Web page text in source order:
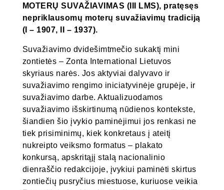
MOTERŲ SUVAŽIAVIMAS (III LMS), pratęsęs
nepriklausomų moterų suvažiavimų tradiciją
(I – 1907, II – 1937).
Suvažiavimo dvidešimtmečio sukaktį mini
zontietės – Zonta International Lietuvos
skyriaus narės. Jos aktyviai dalyvavo ir
suvažiavimo rengimo iniciatyvinėje grupėje, ir
suvažiavimo darbe. Aktualizuodamos
suvažiavimo išskirtinumą nūdienos kontekste,
šiandien šio įvykio paminėjimui jos renkasi ne
tiek prisiminimų, kiek konkretaus į ateitį
nukreipto veiksmo formatus – plakato
konkursą, apskritąjį stalą nacionalinio
dienraščio redakcijoje, įvykiui paminėti skirtus
zontiečių pusryčius miestuose, kuriuose veikia